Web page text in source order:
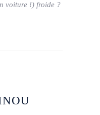
voiture !) froide ?